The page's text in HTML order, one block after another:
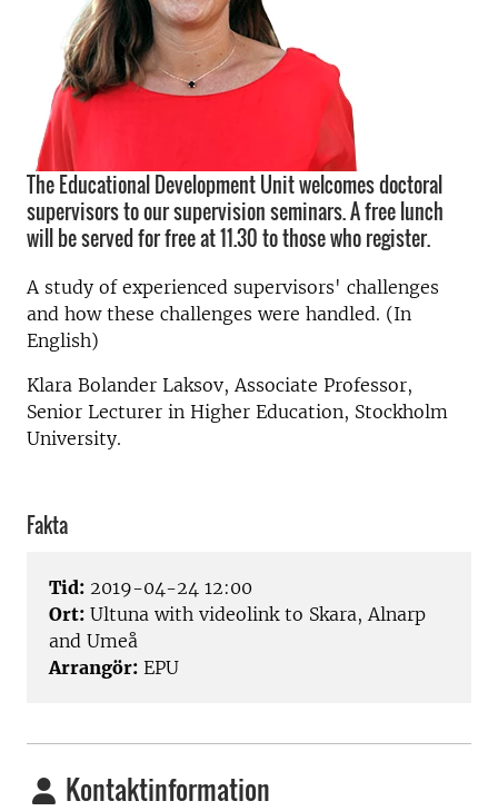
The Educational Development Unit welcomes doctoral
supervisors to our supervision seminars. A free lunch
will be served for free at 11.30 to those who register.
A study of experienced supervisors' challenges
and how these challenges were handled. (In
English)
Klara Bolander Laksov, Associate Professor,
Senior Lecturer in Higher Education, Stockholm
University.
Fakta
Tid: 2019-04-24 12:00
Ort: Ultuna with videolink to Skara, Alnarp
and Umeå
Arrangör: EPU
Kontaktinformation